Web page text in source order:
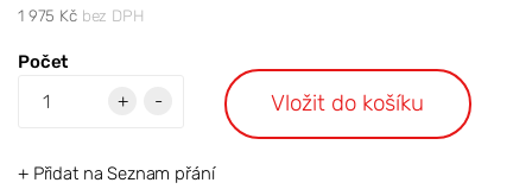
1 975 Kčbez DPH
Počet
+
- Vložit do košíku
+ Přidat na Seznam přání